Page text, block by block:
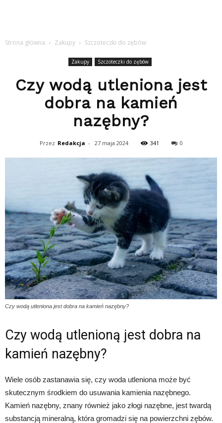
Strona główna Zakupy Szczoteczki do zębów
Zakupy Szczoteczki do zębów
Czy wodą utleniona jest
dobra na kamień
nazębny?
Przez Redakcja - 27 maja 2024 341 0
Czy wodą utleniona jest dobra na kamień nazębny?
Czy wodą utlenioną jest dobra na
kamień nazębny?
Wiele osób zastanawia się, czy woda utleniona może być
skutecznym środkiem do usuwania kamienia nazębnego.
Kamień nazębny, znany również jako złogi nazębne, jest twardą
substancją mineralną, która gromadzi się na powierzchni zębów.